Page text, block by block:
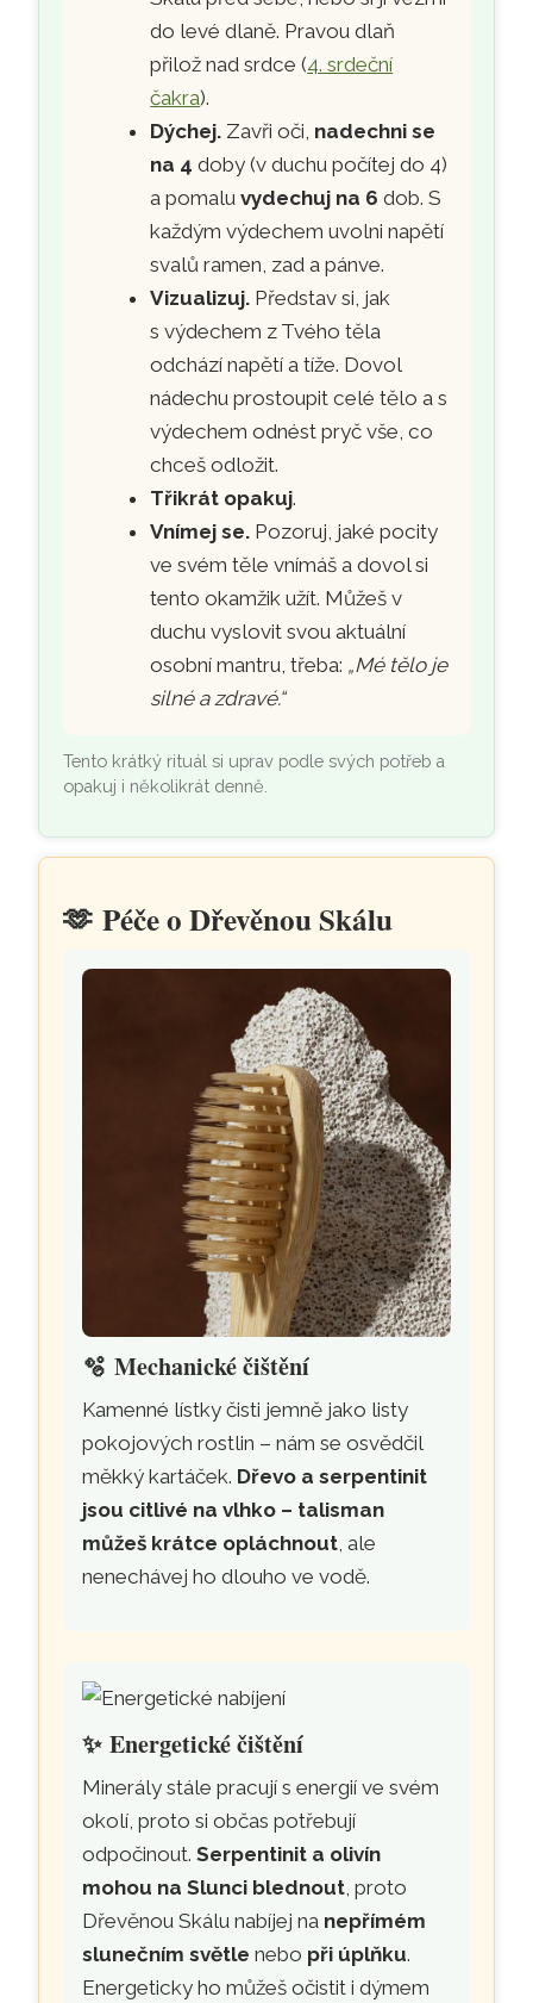
do levé dlaně. Pravou dlaň
přilož nad srdce (4. srdeční
čakra).
Dýchej. Zavři oči, nadechni se
na 4 doby (v duchu počítej do 4)
a pomaluvydechuj na 6 dob. S
každým výdechem uvolni napětí
svalů ramen, zad a pánve.
Vizualizuj. Představ si, jak
s výdechem z Tvého těla
odchází napětí a tíže. Dovol
nádechu prostoupit celé tělo a s
výdechem odnést pryč vše, co
chceš odložit.
Třikrát opakuj.
Vnímej se. Pozoruj, jaké pocity
ve svém těle vnímáš a dovol si
tento okamžik užít. Můžeš v
duchu vyslovit svou aktuální
osobní mantru, třeba: „Mé tělo je
silné a zdravé.“
Tento krátký rituál si uprav podle svých potřeb a
opakuj i několikrát denně.
🫶Péče o Dřevěnou Skálu
🫧Mechanické čištění
Kamenné lístky čisti jemně jako listy
pokojových rostlin – nám se osvědčil
měkký kartáček. Dřevo a serpentinit
jsou citlivé na vlhko – talisman
můžeš krátce opláchnout, ale
nenechávej ho dlouho ve vodě.
✨Energetické čištění
Minerály stále pracují s energií ve svém
okolí, proto si občas potřebují
odpočinout.Serpentinit a olivín
mohou na Slunci blednout, proto
Dřevěnou Skálu nabíjej na nepřímém
slunečním světle nebo při úplňku.
Energeticky ho můžeš očistit i dýmem